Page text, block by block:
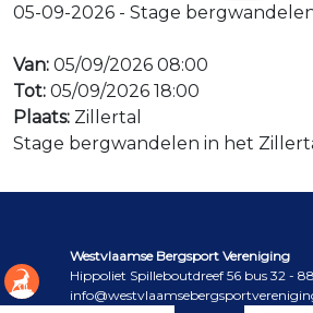
05-09-2026 - Stage
Van: 05/09/2026 08:00
Tot: 05/09/2026 18:00
Plaats: Zillertal
Stage bergwandelen in het
Westvlaamse Bergsport Vereniging
Hippoliet Spilleboutdreef 56 bus 32 -